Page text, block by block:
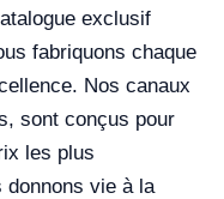
exclusif
fabriquons chaque
Nos canaux
sont conçus pour
les plus
vie à la